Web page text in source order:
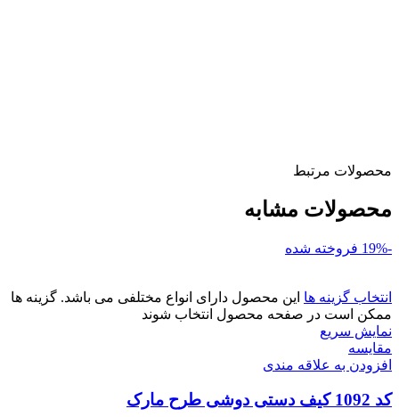
محصولات مرتبط
محصولات مشابه
-19% فروخته شده
انتخاب گزینه ها این محصول دارای انواع مختلفی می باشد. گزینه ها
ممکن است در صفحه محصول انتخاب شوند
نمایش سریع
مقايسه
افزودن به علاقه مندی
کد 1092 کیف دستی دوشی طرح مارک